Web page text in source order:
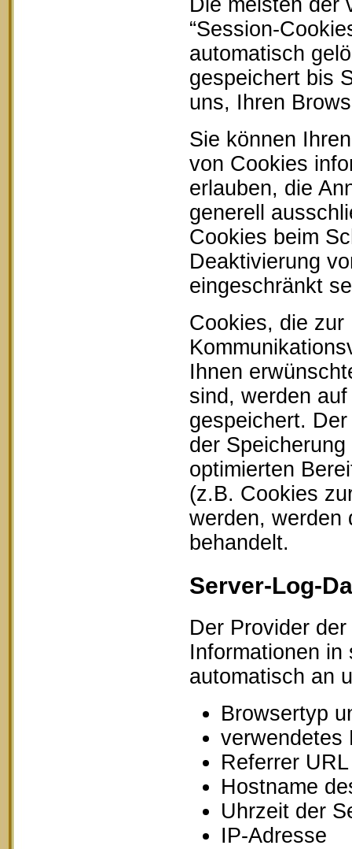
Die meisten der
“Session-
automatisch
gespeichert bis
uns, Ihren
Sie können
von Cookies
erlauben, die
generell
Cookies beim
Deaktivierung
eingeschränkt
Cookies, die zur
Ihnen
sind, werden
gespeichert.
der
optimierten
(z.B. Cookies
werden, werden
behandelt.
Server-Log-
Der Provider
Informationen
automatisch an
Browsertyp
verwendetes
Referrer URL
Hostname
Uhrzeit der
IP-Adresse